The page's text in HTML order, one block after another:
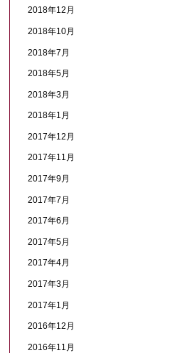
2018年12月
2018年10月
2018年7月
2018年5月
2018年3月
2018年1月
2017年12月
2017年11月
2017年9月
2017年7月
2017年6月
2017年5月
2017年4月
2017年3月
2017年1月
2016年12月
2016年11月